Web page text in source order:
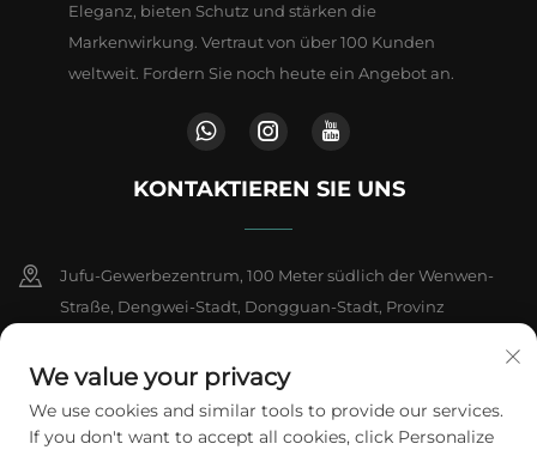
Eleganz, bieten Schutz und stärken die
Markenwirkung. Vertraut von über 100 Kunden
weltweit. Fordern Sie noch heute ein Angebot an.
KONTAKTIEREN SIE UNS
Jufu-Gewerbezentrum, 100 Meter südlich der Wenwen-
Straße, Dengwei-Stadt, Dongguan-Stadt, Provinz
+86-18802602550
[email protected]
We value your privacy
We use cookies and similar tools to provide our services.
If you don't want to accept all cookies, click Personalize